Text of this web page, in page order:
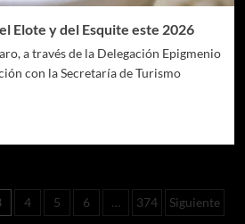
Elote y del Esquite este 2026
a través de la Delegación Epigmenio
con la Secretaría de Turismo
4 5 6 … 374 Siguiente